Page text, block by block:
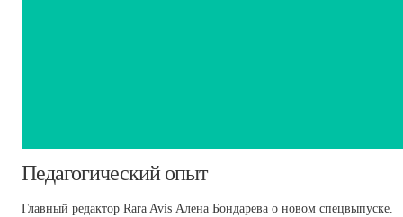
​Педагогический опыт
Главный редактор Rara Avis Алена Бондарева о новом спецвыпуске.